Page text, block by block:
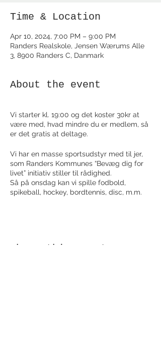
Time & Location
Apr 10, 2024, 7:00 PM – 9:00 PM
Randers Realskole, Jensen Wærums Alle
3, 8900 Randers C, Danmark
About the event
Vi starter kl. 19:00 og det koster 30kr at
være med, hvad mindre du er medlem, så
er det gratis at deltage.
Vi har en masse sportsudstyr med til jer,
som Randers Kommunes “Bevæg dig for
livet” initiativ stiller til rådighed.
Så på onsdag kan vi spille fodbold,
spikeball, hockey, bordtennis, disc, m.m.
Share this event